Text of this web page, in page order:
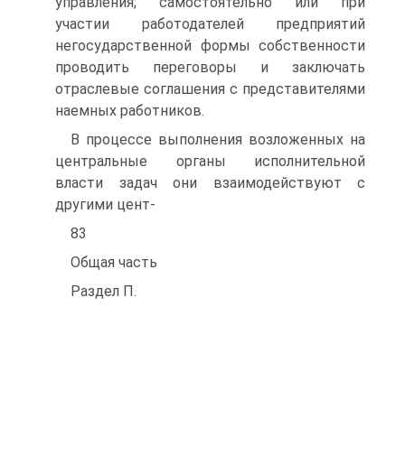
участии работодателей предприятий
негосударственной формы собственности
проводить переговоры и заключать
отраслевые соглашения с представителями
наемных работников.
В процессе выполнения возложенных на
центральные органы исполнительной
власти задач они взаимодействуют с
другими цент-
83
Общая часть
Раздел П.